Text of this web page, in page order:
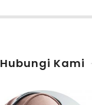
Hubungi Kami